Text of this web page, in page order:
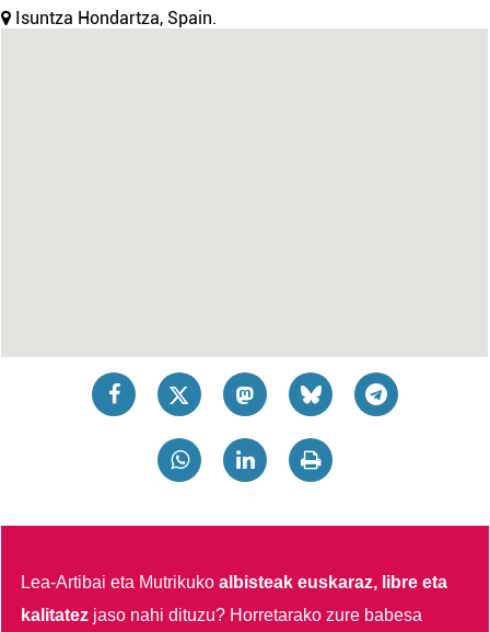
Isuntza Hondartza, Spain.
Lea-Artibai eta Mutrikukoalbisteak euskaraz, libre eta
kalitatez jaso nahi dituzu? Horretarako zure babesa